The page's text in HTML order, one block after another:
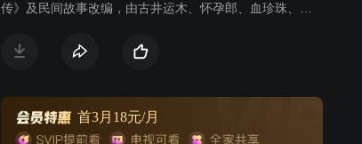
传》及民间故事改编，由古井运木、怀孕郎、血珍珠、挖
世为降龙尊者的济公降生到善人李茂春家中，取名李修
僧”、“活佛”。而与降龙罗汉素有过节的大鹏，逃离仙界后
带领弟子九尾狐白灵、黑风对济公进行报复。济公运用自
首3月18元/月